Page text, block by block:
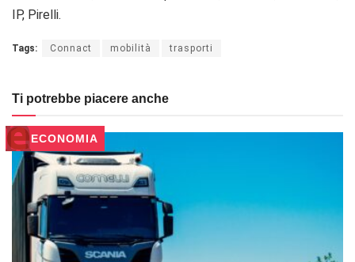
IP, Pirelli.
Tags: Connact mobilità trasporti
Ti potrebbe piacere anche
ECONOMIA